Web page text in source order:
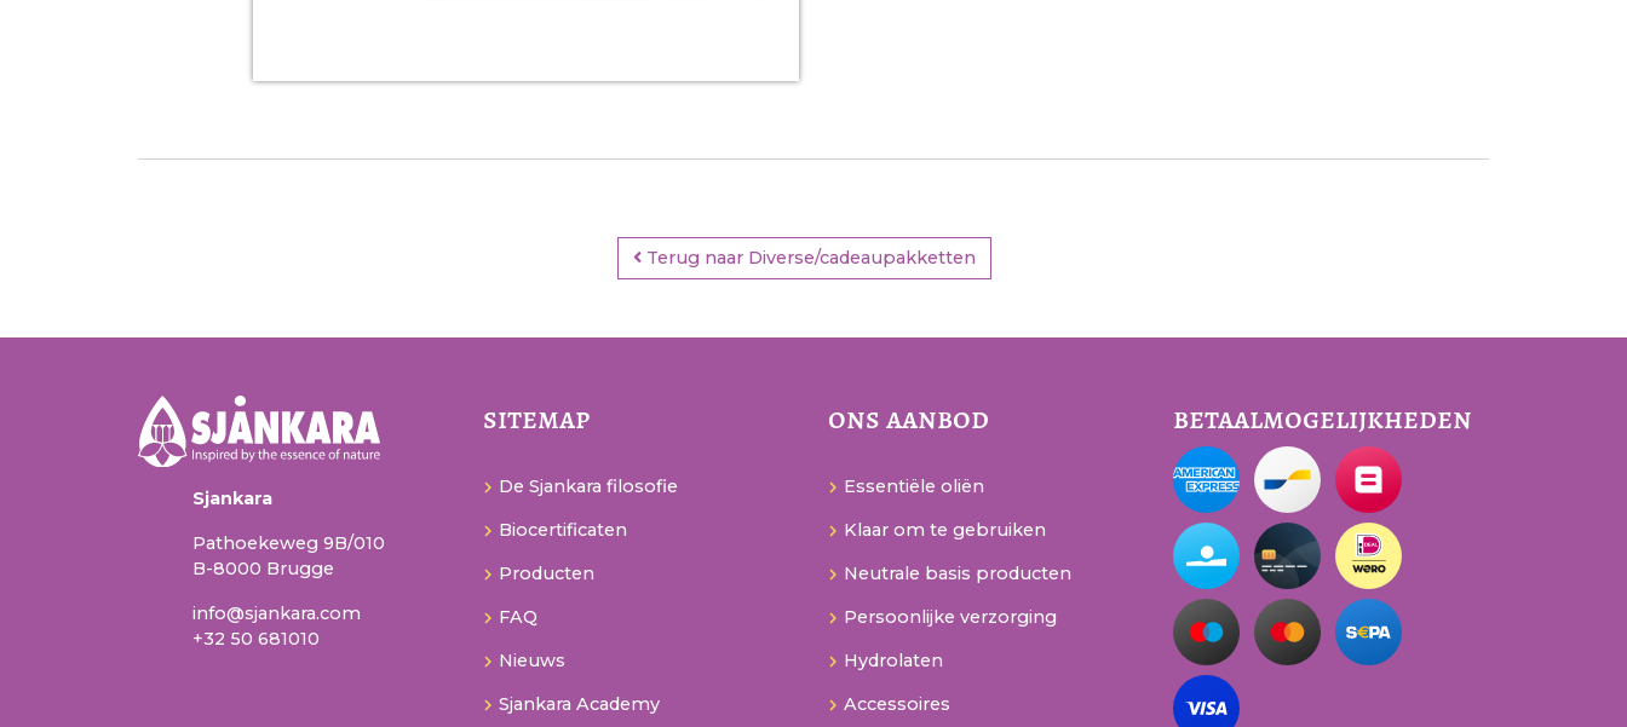
Terug naar Diverse/cadeaupakketten
Sjankara
Pathoekeweg 9B/010
B-8000 Brugge
info@sjankara.com
+32 50 681010
sitemap
De Sjankara filosofie
Biocertificaten
Producten
FAQ
Nieuws
Sjankara Academy
ons aanbod
Essentiële oliën
Klaar om te gebruiken
Neutrale basis producten
Persoonlijke verzorging
Hydrolaten
Accessoires
betaalmogelijkheden